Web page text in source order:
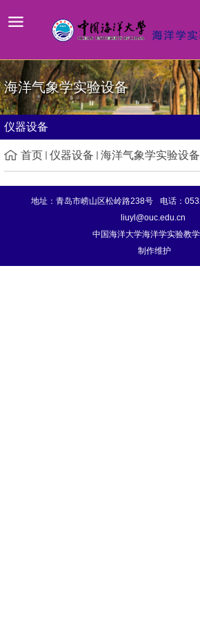
海洋气象学实验设备
仪器设备
首页 仪器设备 海洋气象学实验设备
地址：青岛市崂山区松岭路238号 电话：
liuyl@ouc.edu.cn
中国海洋大学海洋学实验教
制作维护